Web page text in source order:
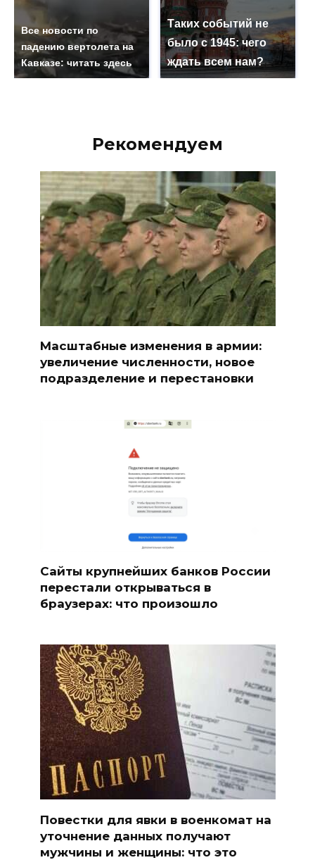
Все новости по
падению вертолета на
Кавказе: читать здесь
Таких событий не
было с 1945: чего
ждать всем нам?
Рекомендуем
Масштабные изменения в армии:
увеличение численности, новое
подразделение и перестановки
Сайты крупнейших банков России
перестали открываться в
браузерах: что произошло
Повестки для явки в военкомат на
уточнение данных получают
мужчины и женщины: что это